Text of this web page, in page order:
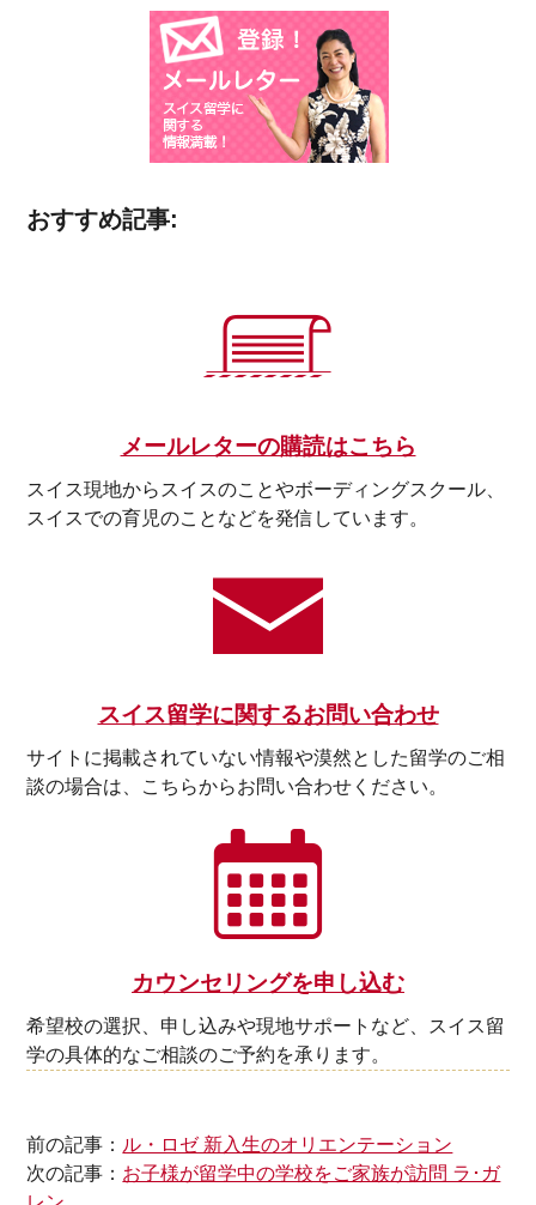
おすすめ記事:
メールレターの購読はこちら
スイス現地からスイスのことやボーディングスクール、
スイスでの育児のことなどを発信しています。
スイス留学に関するお問い合わせ
サイトに掲載されていない情報や漠然とした留学のご相
談の場合は、こちらからお問い合わせください。
カウンセリングを申し込む
希望校の選択、申し込みや現地サポートなど、スイス留
学の具体的なご相談のご予約を承ります。
前の記事： ル・ロゼ 新入生のオリエンテーション
次の記事： お子様が留学中の学校をご家族が訪問 ラ･ガ